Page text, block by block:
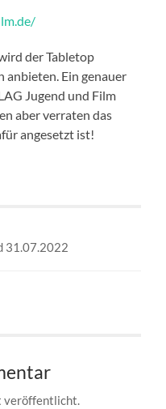
der Tabletop
Ein genauer
Jugend und Film
aber verraten das
angesetzt ist!
31.07.2022
veröffentlicht.